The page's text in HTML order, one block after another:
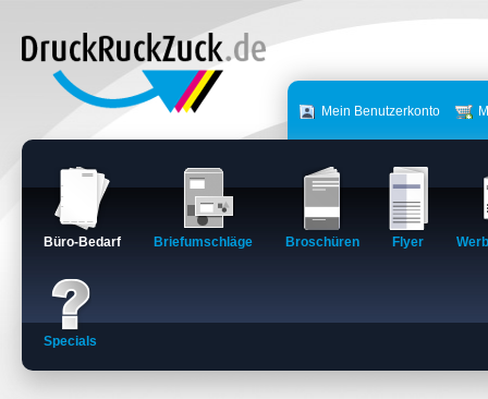
Mein Benutzerkonto
Büro-Bedarf Briefumschläge Broschüren Flyer
Specials